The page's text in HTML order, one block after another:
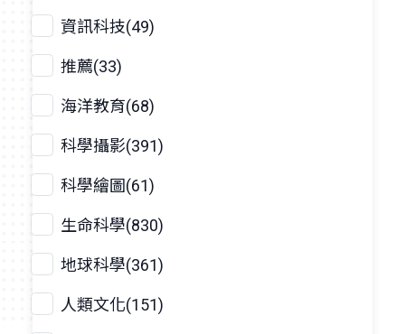
資訊科技(49)
推薦(33)
海洋教育(68)
科學攝影(391)
科學繪圖(61)
生命科學(830)
地球科學(361)
人類文化(151)